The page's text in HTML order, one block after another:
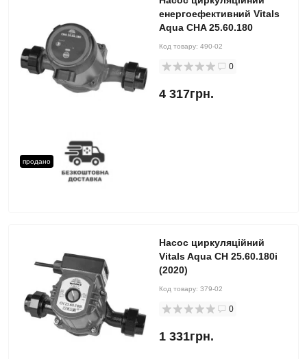
продано
енергоефективний Vitals
Aqua CHA 25.60.180
Код товару: 490-02
0
4 317грн.
Насос циркуляційний
Vitals Aqua CH 25.60.180i
(2020)
Код товару: 379-02
0
1 331грн.